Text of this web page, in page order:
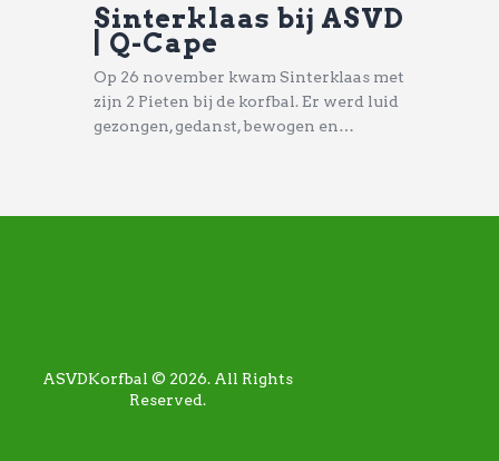
Sinterklaas bij ASVD
| Q-Cape
Op 26 november kwam Sinterklaas met
zijn 2 Pieten bij de korfbal. Er werd luid
gezongen, gedanst, bewogen en…
ASVDKorfbal © 2026. All Rights
Reserved.